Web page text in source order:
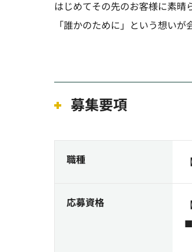
はじめてその先のお客様に素晴
「誰かのために」という想いが
募集要項
職種
応募資格